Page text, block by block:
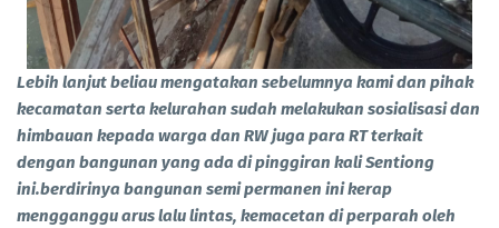
Lebih lanjut beliau mengatakan sebelumnya kami dan pihak
kecamatan serta kelurahan sudah melakukan sosialisasi dan
himbauan kepada warga dan RW juga para RT terkait
dengan bangunan yang ada di pinggiran kali Sentiong
ini.berdirinya bangunan semi permanen ini kerap
mengganggu arus lalu lintas, kemacetan di perparah oleh